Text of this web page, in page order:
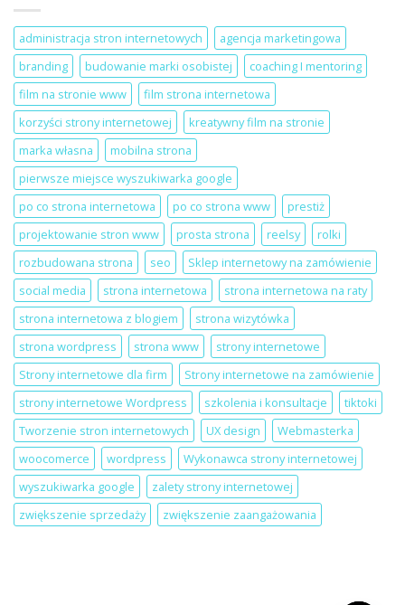
strona
internetowa
dla
salonu
beauty
na
LinkedIn
Local
Szczecin
administracja stron internetowych
agencja marketingowa
branding
budowanie marki osobistej
coaching I mentoring
film na stronie www
film strona internetowa
korzyści strony internetowej
kreatywny film na stronie
marka własna
mobilna strona
pierwsze miejsce wyszukiwarka google
po co strona internetowa
po co strona www
prestiż
projektowanie stron www
prosta strona reelsy
rolki
rozbudowana strona
seo
Sklep internetowy na zamówienie
social media
strona internetowa
strona internetowa na raty
strona internetowa z blogiem
strona wizytówka
strona wordpress
strona www
strony internetowe
Strony internetowe dla firm
Strony internetowe na zamówienie
strony internetowe Wordpress
szkolenia i konsultacje
tiktoki
Tworzenie stron internetowych
UX design
Webmasterka
woocomerce
wordpress
Wykonawca strony internetowej
wyszukiwarka google
zalety strony internetowej
zwiększenie sprzedaży
zwiększenie zaangażowania